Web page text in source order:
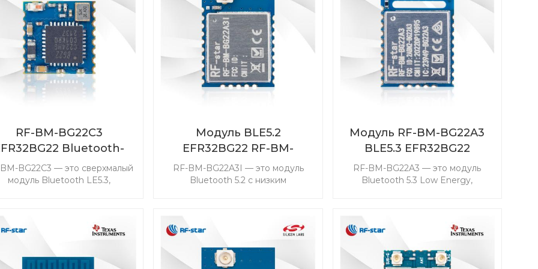
датчиков IoT. RF-
TI1352P2 с двухдиапазонным
антенным выходом станет
хорошим выбором для
вашей проектной
работы.
BM-2652P4I, который упростит
ваше радиочастотное
применение.
с усилителем мощности в
качестве своего первого
устройства Matter.
RF-BM-BG22C3
Bluetooth-
модуль
BG22C3 — это сверхмалый
модуль Bluetooth LE5.3,
энергопотребление
батарейки типа «таблетка».
Мощные ресурсы позволяют
Модуль BLE5.2
EFR32BG22 RF-BM-
BG22A3I
RF-BM-BG22A3I — это модуль
Bluetooth 5.2 с низким
энергоэффективности и
способный продлить срок службы
батарейки типа «таблетка». Этот
главный-подчиненный модуль
Модуль RF-BM-BG22A3
BLE5.3 EFR32BG22
RF-BM-BG22A3 — это модуль
Bluetooth 5.3 Low Energy,
способный продлить срок службы
батарейки типа «таблетка». Этот
модуль EFR32BG22 отличается
лучшим в своем классе